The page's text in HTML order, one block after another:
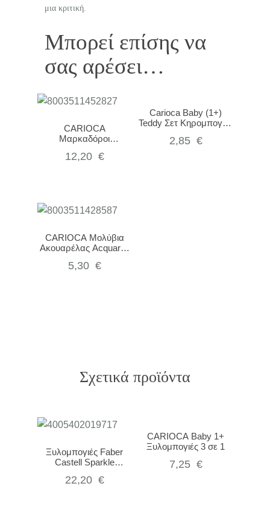
μια κριτική.
Μπορεί επίσης να
σας αρέσει…
CARIOCA
Μαρκαδόροι
– 18 τεμάχια
12,20 €
Carioca Baby (1+)
Teddy Σετ Κηρομπογιές
2,85 €
CARIOCA Μολύβια
Ακουαρέλας Acquarell
5,30 €
Σχετικά προϊόντα
Ξυλομπογιές Faber
Castell Sparkle
Χρώματα
22,20 €
CARIOCA Baby 1+
Ξυλομπογιές 3 σε 1
7,25 €